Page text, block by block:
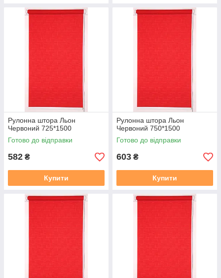
Рулонна штора Льон
Червоний 725*1500
Готово до відправки
582 ₴
Купити
Рулонна штора Льон
Червоний 750*1500
Готово до відправки
603 ₴
Купити